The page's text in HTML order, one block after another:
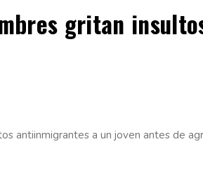
gritan
antiinmigrantes a un joven antes de